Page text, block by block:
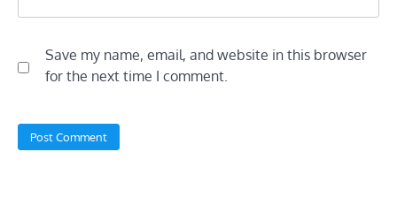
Save my name, email, and website in this browser
for the next time I comment.